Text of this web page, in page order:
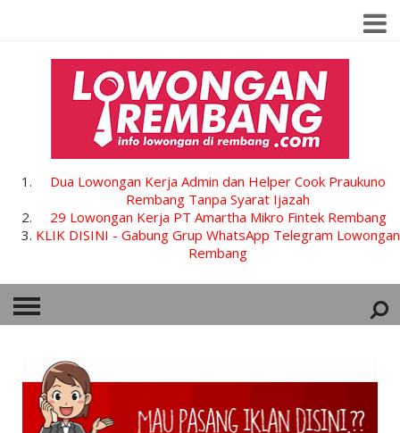
Dua Lowongan Kerja Admin dan Helper Cook Praukuno
Rembang Tanpa Syarat Ijazah
29 Lowongan Kerja PT Amartha Mikro Fintek Rembang
KLIK DISINI - Gabung Grup WhatsApp Telegram Lowongan
Rembang
HOME